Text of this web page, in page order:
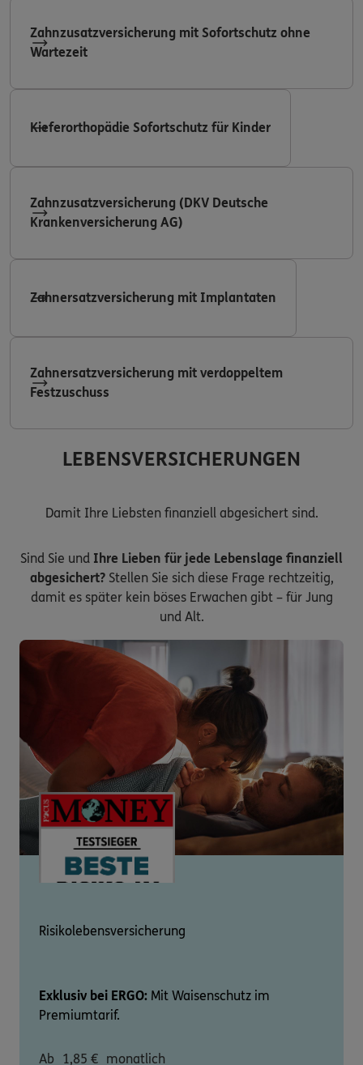
Zahnzusatzversicherung mit Sofortschutz ohne
Wartezeit
Kieferorthopädie Sofortschutz für Kinder
Zahnzusatzversicherung (DKV Deutsche
Krankenversicherung AG)
Zahnersatzversicherung mit Implantaten
Zahnersatzversicherung mit verdoppeltem
Festzuschuss
LEBENSVERSICHERUNGEN
Damit Ihre Liebsten finanziell abgesichert sind.
Sind Sie und Ihre Lieben für jede Lebenslage finanziell
abgesichert?Stellen Sie sich diese Frage rechtzeitig,
damit es später kein böses Erwachen gibt – für Jung
und Alt.
Risikolebensversicherung
Exklusiv bei ERGO: Mit Waisenschutz im
Premiumtarif.
Ab 1,85 € monatlich